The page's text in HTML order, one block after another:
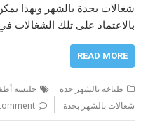
شغالات بجدة بالشهر وبهذا
بالاعتماد على تلك الشغالات
READ MORE
طباخه بالشهر جده جليسة
شغالات بالشهر بجدة